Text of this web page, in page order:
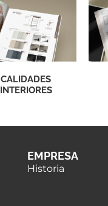
CALIDADES
INTERIORES
EMPRESA
Historia